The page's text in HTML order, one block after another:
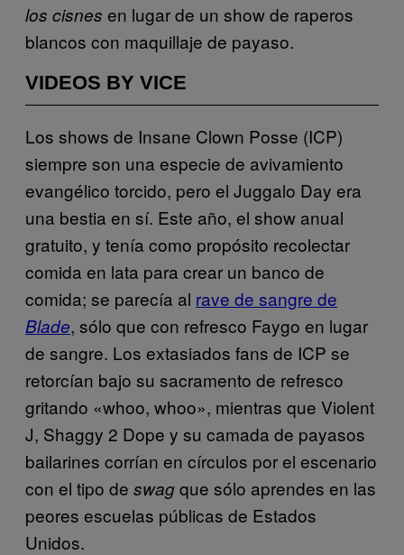
los cisnes en lugar de un show de raperos
blancos con maquillaje de payaso.
VIDEOS BY VICE
Los shows de Insane Clown Posse (ICP)
siempre son una especie de avivamiento
evangélico torcido, pero el Juggalo Day era
una bestia en sí. Este año, el show anual
gratuito, y tenía como propósito recolectar
comida en lata para crear un banco de
comida; se parecía al rave de sangre de
Blade, sólo que con refresco Faygo en lugar
de sangre. Los extasiados fans de ICP se
retorcían bajo su sacramento de refresco
gritando «whoo, whoo», mientras que Violent
J, Shaggy 2 Dope y su camada de payasos
bailarines corrían en círculos por el escenario
con el tipo de swagque sólo aprendes en las
peores escuelas públicas de Estados
Unidos.